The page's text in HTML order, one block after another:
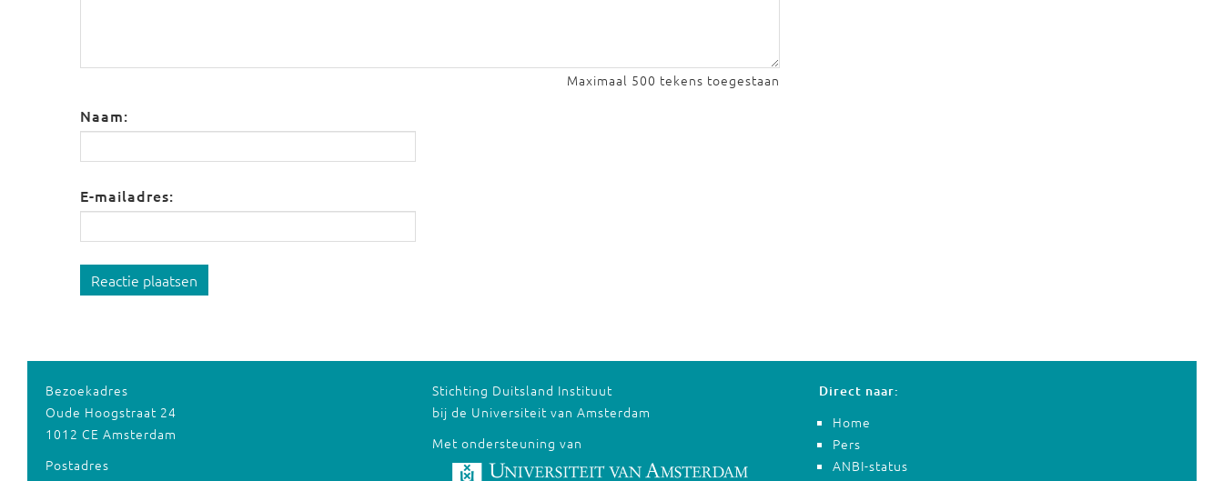
Maximaal 500 tekens toegestaan
Naam:
E-mailadres:
Reactie plaatsen
Bezoekadres
Oude Hoogstraat 24
1012 CE Amsterdam
Postadres
Stichting Duitsland Instituut
bij de Universiteit van Amsterdam
Met ondersteuning van
Direct naar:
Home
Pers
ANBI-status